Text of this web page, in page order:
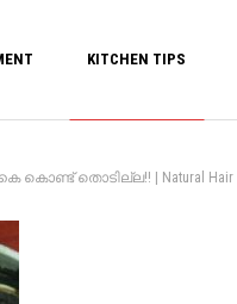
KITCHEN TIPS
തൊടില്ല!! | Natural Hair